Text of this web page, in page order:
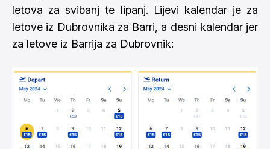
letova za svibanj te lipanj. Lijevi kalendar je za
letove iz Dubrovnika za Barri, a desni kalendar jer
za letove iz Barrija za Dubrovnik: